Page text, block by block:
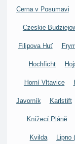
Cerna v Posumavi
Czeskie
Filipova Huť
Hochficht
Horní Vltavice
Javorník Karlstift
Knížecí Pláně
Kvilda Lipno